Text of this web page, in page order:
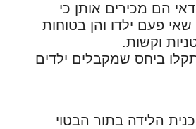
הם מכירים אותן כי
פעם ילדו והן בטוחות
וקשות.
ביחס שמקבלים ילדים
הלידה בתור הבטוי